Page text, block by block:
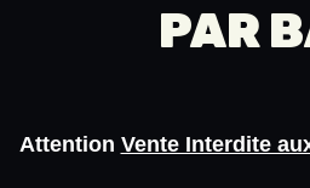
PAR
Attention Vente Interdite